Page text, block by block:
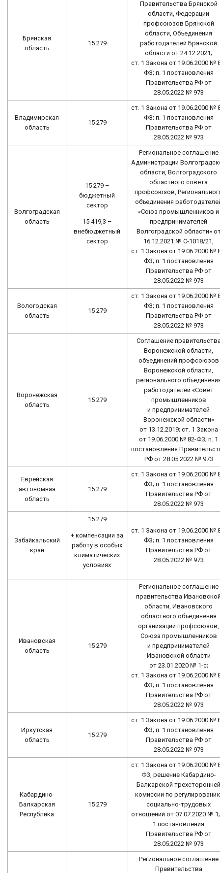
Брянская
область
15 279
Правительства Брянской
области, Федерации
профсоюзов Брянской
области, Объединения
работодателей Брянской
области от 24.12.2021;
ст. 1 Закона от 19.06.2000 №
ФЗ; п. 1 постановления
Правительства РФ от
28.05.2022 № 973
Владимирская
область
15 279
ст. 1 Закона от 19.06.2000 №
ФЗ; п. 1 постановления
Правительства РФ от
28.05.2022 № 973
Волгоградская
область
15 279 –
бюджетный
сектор
15 419,3 –
внебюджетный
сектор
Региональное соглашение
Администрации
области, Волгоградского
областного совета
профсоюзов,
объединения
«Союз промышленников и
предпринимателей
Волгоградской области»
16.12.2021 № С-1018/21,
ст. 1 Закона от 19.06.2000 №
ФЗ; п. 1 постановления
Правительства РФ от
28.05.2022 № 973
Вологодская
область
15 279
ст. 1 Закона от 19.06.2000 №
ФЗ; п. 1 постановления
Правительства РФ от
28.05.2022 № 973
Воронежская
область
15 279
Соглашение
Воронежской области,
объединений профсоюзов
Воронежской области,
регионального
работодателей «Совет
промышленников
и предпринимателей
Воронежской области»
от 13.12.2019; ст. 1 Закона
от 19.06.2000 № 82-ФЗ; п. 1
постановления
РФ от 28.05.2022 № 973
Еврейская
автономная
область
15 279
ст. 1 Закона от 19.06.2000 №
ФЗ; п. 1 постановления
Правительства РФ от
28.05.2022 № 973
Забайкальский
край
15 279
+ компенсации за
работу в особых
климатических
условиях
ст. 1 Закона от 19.06.2000 №
ФЗ; п. 1 постановления
Правительства РФ от
28.05.2022 № 973
Ивановская
область
15 279
Региональное соглашение
правительства
области, Ивановского
областного объединения
организаций профсоюзов,
Союза промышленников
и предпринимателей
Ивановской области
от 23.01.2020 № 1-с;
ст. 1 Закона от 19.06.2000 №
ФЗ; п. 1 постановления
Правительства РФ от
28.05.2022 № 973
Иркутская
область
15 279
ст. 1 Закона от 19.06.2000 №
ФЗ; п. 1 постановления
Правительства РФ от
28.05.2022 № 973
Кабардино-
Балкарская
Республика
15 279
ст. 1 Закона от 19.06.2000 №
ФЗ, решение Кабардино-
Балкарской трехсторонней
комиссии по
социально-трудовых
отношений от 07.07.2020 №
1 постановления
Правительства РФ от
28.05.2022 № 973
Региональное соглашение
Правительства